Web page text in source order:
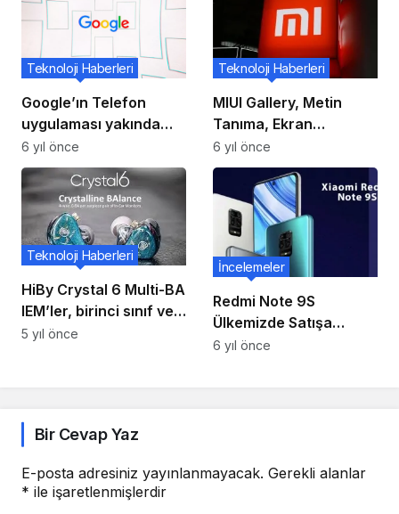
Google’ın Telefon
uygulaması yakında
size bir işletmenin sizi
neden aradığını
söyleyebilir
Teknoloji Haberleri
6 yıl önce
MIUI Gallery, Metin
Tanıma, Ekran
Görüntüleri İçin Aygıt
Çerçevesi ve Yeni
Gökyüzü Değiştirme
Filtreleri Ekler
Teknoloji Haberleri
6 yıl önce
HiBy Crystal 6 Multi-BA
IEM’ler, birinci sınıf ve
doğru ses sağlamak
Teknoloji Haberleri
5 yıl önce
Redmi Note 9S
Ülkemizde Satışa
Sunuldu
İncelemeler
6 yıl önce
Bir Cevap Yaz
E-posta adresiniz yayınlanmayacak. Gerekli alanlar
* ile işaretlenmişlerdir